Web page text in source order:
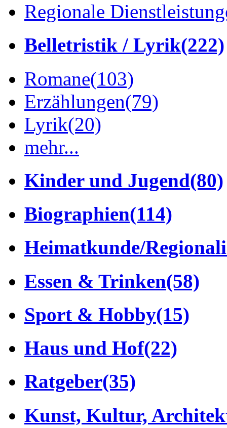
Regionale
Belletristik / Lyrik(222)
Romane(103)
Erzählungen(79)
Lyrik(20)
mehr...
Kinder und Jugend(80)
Biographien(114)
Heimatkunde/
Essen & Trinken(58)
Sport & Hobby(15)
Haus und Hof(22)
Ratgeber(35)
Kunst, Kultur,